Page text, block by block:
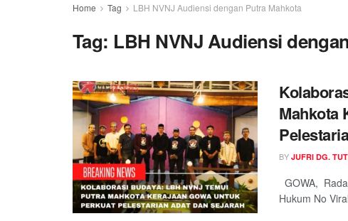
Home Tag LBH NVNJ Audiensi dengan Putra Mahkota
Tag: LBH NVNJ Audiensi
Mahkota
BY JUFRI DG.
GOWA,
Hukum No